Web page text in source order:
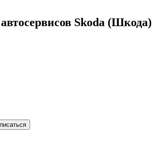
Skoda (Шкода)